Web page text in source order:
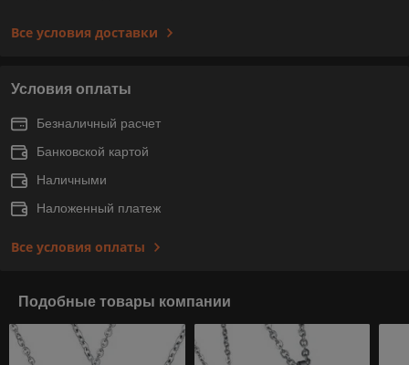
Все условия доставки
Условия оплаты
Безналичный расчет
Банковской картой
Наличными
Наложенный платеж
Все условия оплаты
Подобные товары компании